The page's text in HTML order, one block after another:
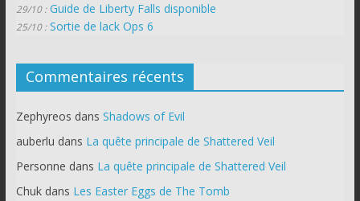
29/10 : Guide de Liberty Falls disponible
25/10 : Sortie de lack Ops 6
Commentaires récents
Zephyreos dans Shadows of Evil
auberlu dans La quête principale de Shattered Veil
Personne dans La quête principale de Shattered Veil
Chukdans Les Easter Eggs de The Tomb